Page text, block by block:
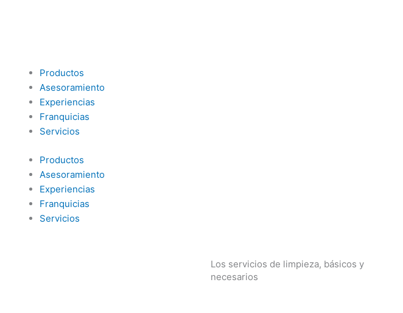
Productos
Asesoramiento
Experiencias
Franquicias
Servicios
Productos
Asesoramiento
Experiencias
Franquicias
Servicios
Los servicios de limpieza, básicos y
necesarios